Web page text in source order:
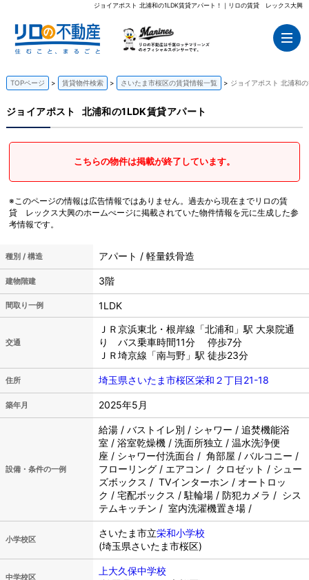
ジョイアポスト 北浦和の1LDK賃貸アパート！｜リロの賃貸 レックス大興
TOPページ 賃貸物件検索 さいたま市桜区の賃貸情報一覧 ジョイアポスト 北浦和
ジョイアポスト 北浦和の1LDK賃貸アパート
こちらの物件は掲載が終了しています。
※このページの情報は広告情報ではありません。過去から現在までリロの賃
貸 レックス大興のホームぺージに掲載されていた物件情報を元に生成した参
考情報です。
種別 / 構造 アパート / 軽量鉄骨造
建物階建 3階
間取り一例 1LDK
交通
ＪＲ京浜東北・根岸線「北浦和」駅 大泉院通
り バス乗車時間11分 停歩7分
ＪＲ埼京線「南与野」駅 徒歩23分
住所 埼玉県さいたま市桜区栄和２丁目21-18
築年月 2025年5月
設備・条件の一例
給湯 / バストイレ別 / シャワー / 追焚機能浴
室 / 浴室乾燥機 / 洗面所独立 / 温水洗浄便
座 / シャワー付洗面台 / 角部屋 / バルコニー /
フローリング / エアコン / クロゼット / シュー
ズボックス / TVインターホン / オートロッ
ク / 宅配ボックス / 駐輪場 / 防犯カメラ / シス
テムキッチン / 室内洗濯機置き場 /
小学校区
さいたま市立栄和小学校
(埼玉県さいたま市桜区)
中学校区
上大久保中学校